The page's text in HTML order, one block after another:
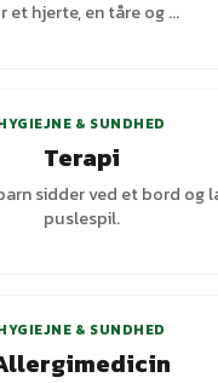
et hjerte, en tåre og ...
& SUNDHED
Terapi
sidder ved et bord og
puslespil.
& SUNDHED